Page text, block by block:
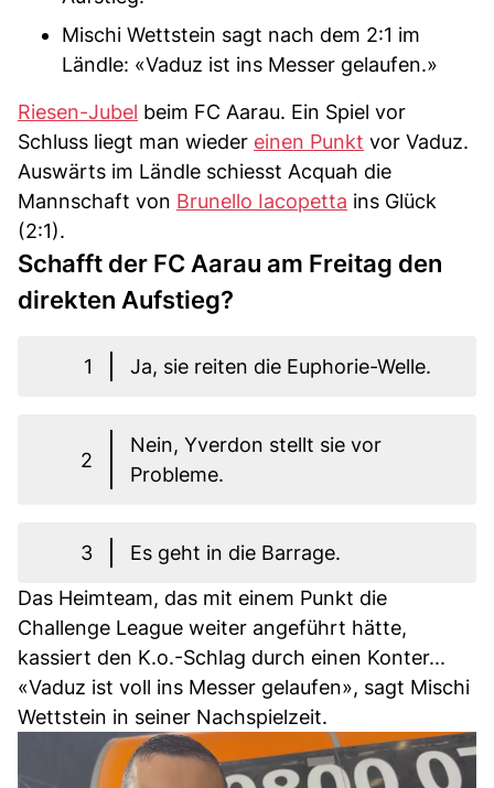
Mischi Wettstein sagt nach dem 2:1 im
Ländle: «Vaduz ist ins Messer gelaufen.»
Riesen-Jubel beim FC Aarau. Ein Spiel vor
Schluss liegt man wieder einen Punkt vor Vaduz.
Auswärts im Ländle schiesst Acquah die
Mannschaft von Brunello Iacopetta ins Glück
(2:1).
Schafft der FC Aarau am Freitag den
direkten Aufstieg?
1 Ja, sie reiten die Euphorie-Welle.
2
Nein, Yverdon stellt sie vor
Probleme.
3
Es geht in die Barrage.
Das Heimteam, das mit einem Punkt die
Challenge League weiter angeführt hätte,
kassiert den K.o.-Schlag durch einen Konter...
«Vaduz ist voll ins Messer gelaufen», sagt Mischi
Wettstein in seiner Nachspielzeit.